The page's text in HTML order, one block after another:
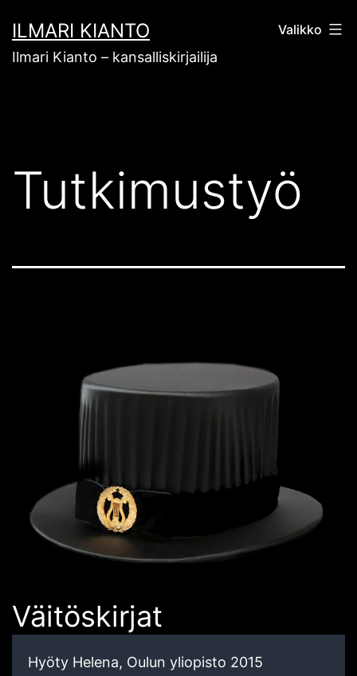
sisältöön
ILMARI KIANTO
Ilmari Kianto – kansalliskirjailija
Valikko
Tutkimustyö
Väitöskirjat
Hyöty Helena, Oulun yliopisto 2015